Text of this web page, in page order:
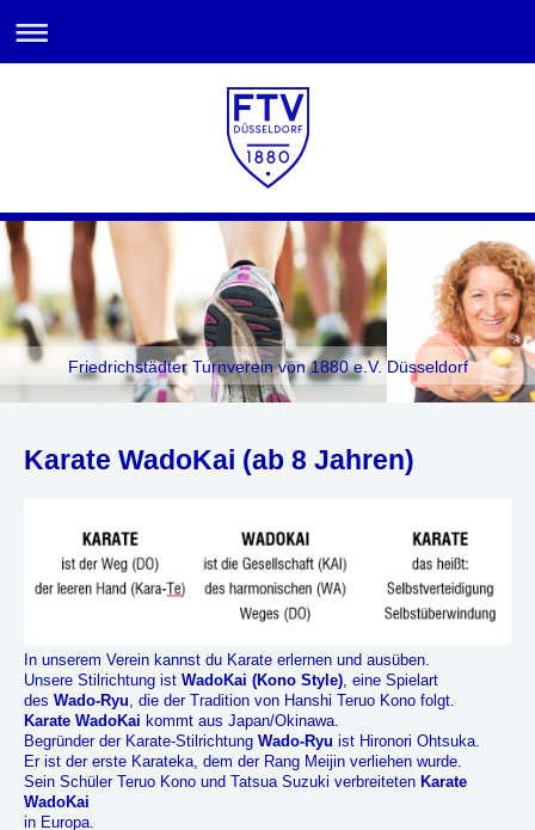
Friedrichstädter Turnverein von 1880 e.V. Düsseldorf
Karate WadoKai (ab 8 Jahren)
In unserem Verein kannst du Karate erlernen und ausüben.
Unsere Stilrichtung ist WadoKai (Kono Style) , eine Spielart
des Wado-Ryu , die der Tradition von Hanshi Teruo Kono folgt.
Karate WadoKai kommt aus Japan/Okinawa.
Begründer der Karate-Stilrichtung Wado-Ryu ist Hironori Ohtsuka.
Er ist der erste Karateka, dem der Rang Meijin verliehen wurde.
Sein Schüler Teruo Kono und Tatsua Suzuki verbreiteten Karate
WadoKai
in Europa.